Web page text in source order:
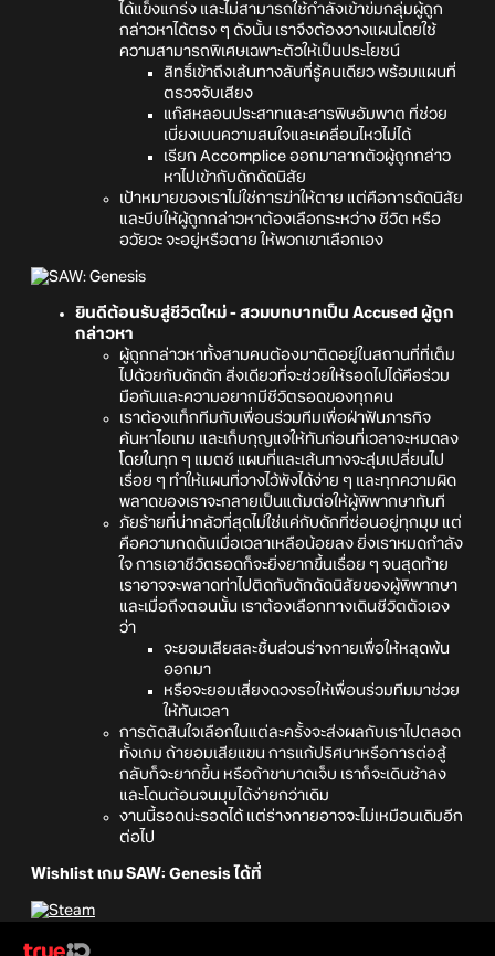
ได้แข็งแกร่ง และไม่สามารถใช้กำลังเข้าข่มกลุ่มผู้ถูก
กล่าวหาได้ตรง ๆ ดังนั้น เราจึงต้องวางแผนโดยใช้
ความสามารถพิเศษเฉพาะตัวให้เป็นประโยชน์
สิทธิ์เข้าถึงเส้นทางลับที่รู้คนเดียว พร้อมแผนที่
ตรวจจับเสียง
แก๊สหลอนประสาทและสารพิษอัมพาต ที่ช่วย
เบี่ยงเบนความสนใจและเคลื่อนไหวไม่ได้
เรียก Accomplice ออกมาลากตัวผู้ถูกกล่าว
หาไปเข้ากับดักดัดนิสัย
เป้าหมายของเราไม่ใช่การฆ่าให้ตาย แต่คือการดัดนิสัย
และบีบให้ผู้ถูกกล่าวหาต้องเลือกระหว่าง ชีวิต หรือ
อวัยวะ จะอยู่หรือตาย ให้พวกเขาเลือกเอง
ยินดีต้อนรับสู่ชีวิตใหม่ - สวมบทบาทเป็น Accused ผู้ถูก
กล่าวหา
ผู้ถูกกล่าวหาทั้งสามคนต้องมาติดอยู่ในสถานที่ที่เต็ม
ไปด้วยกับดักดัก สิ่งเดียวที่จะช่วยให้รอดไปได้คือร่วม
มือกันและความอยากมีชีวิตรอดของทุกคน
เราต้องแท็กทีมกับเพื่อนร่วมทีมเพื่อฝ่าฟันภารกิจ
ค้นหาไอเทม และเก็บกุญแจให้ทันก่อนที่เวลาจะหมดลง
โดยในทุก ๆ แมตช์ แผนที่และเส้นทางจะสุ่มเปลี่ยนไป
เรื่อย ๆ ทำให้แผนที่วางไว้พังได้ง่าย ๆ และทุกความผิด
พลาดของเราจะกลายเป็นแต้มต่อให้ผู้พิพากษาทันที
ภัยร้ายที่น่ากลัวที่สุดไม่ใช่แค่กับดักที่ซ่อนอยู่ทุกมุม แต่
คือความกดดันเมื่อเวลาเหลือน้อยลง ยิ่งเราหมดกำลัง
ใจ การเอาชีวิตรอดก็จะยิ่งยากขึ้นเรื่อย ๆ จนสุดท้าย
เราอาจจะพลาดท่าไปติดกับดักดัดนิสัยของผู้พิพากษา
และเมื่อถึงตอนนั้น เราต้องเลือกทางเดินชีวิตตัวเอง
ว่า
จะยอมเสียสละชิ้นส่วนร่างกายเพื่อให้หลุดพ้น
ออกมา
หรือจะยอมเสี่ยงดวงรอให้เพื่อนร่วมทีมมาช่วย
ให้ทันเวลา
การตัดสินใจเลือกในแต่ละครั้งจะส่งผลกับเราไปตลอด
ทั้งเกม ถ้ายอมเสียแขน การแก้ปริศนาหรือการต่อสู้
กลับก็จะยากขึ้น หรือถ้าขาบาดเจ็บ เราก็จะเดินช้าลง
และโดนต้อนจนมุมได้ง่ายกว่าเดิม
งานนี้รอดน่ะรอดได้ แต่ร่างกายอาจจะไม่เหมือนเดิมอีก
ต่อไป
Wishlist เกม SAW: Genesis ได้ที่